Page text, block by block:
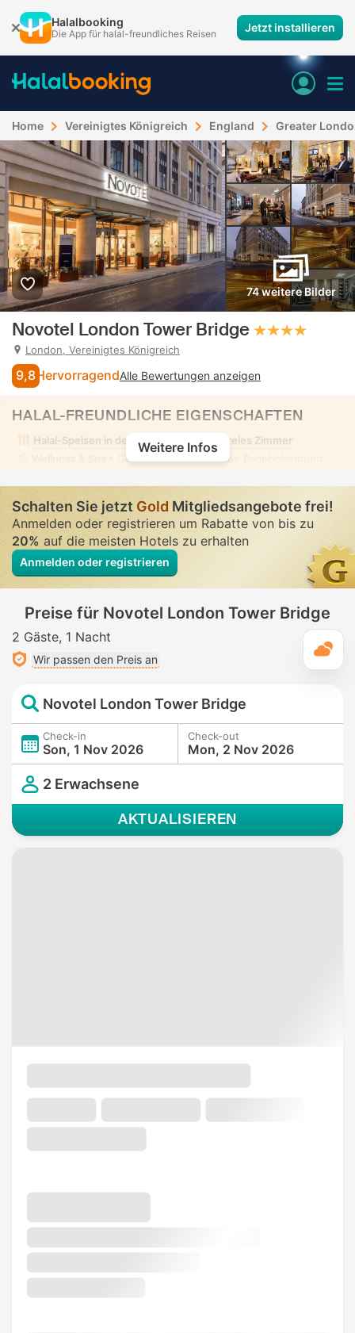
Halalbooking
Die App für halal-freundliches Reisen Jetzt installieren
Home Vereinigtes Königreich England Greater
74 weitere Bilder
Novotel London Tower Bridge
London, Vereinigtes Königreich
9,8 HervorragendAlle Bewertungen anzeigen
HALAL-FREUNDLICHE EIGENSCHAFTEN
Halal-Speisen in der Nähe
Alkoholfreies Zimmer
• Gemischt • Bescheidene Badebekleidung
Weitere Infos
Schalten Sie jetztGold Mitgliedsangebote frei!
Anmelden oder registrieren um Rabatte von bis zu
20%auf die meisten Hotels zu erhalten
Anmelden oder registrieren
Preise für Novotel London Tower Bridge
2 Gäste 1 Nacht
Wir passen den Preis an
Novotel London Tower Bridge
Check-in
Son, 1 Nov 2026
Check-out
Mon, 2 Nov 2026
2 Erwachsene
AKTUALISIEREN